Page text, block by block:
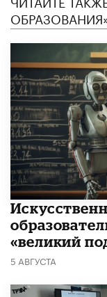
«великий
5 АВГУСТА